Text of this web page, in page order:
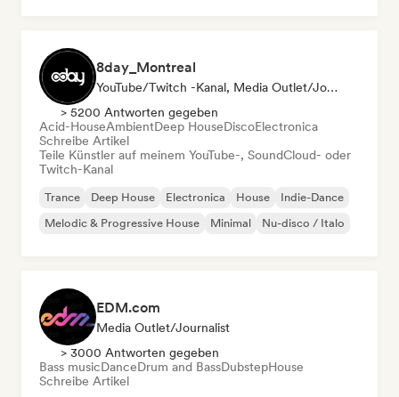
8day_Montreal
YouTube/Twitch -Kanal, Media Outlet/Journalist
> 5200 Antworten gegeben
Acid-HouseAmbientDeep HouseDiscoElectronica
Schreibe Artikel
Teile Künstler auf meinem YouTube-, SoundCloud- oder
Twitch-Kanal
Trance Deep House Electronica House
Indie-Dance
Melodic & Progressive House
Minimal Nu-disco / Italo
EDM.com
Media Outlet/Journalist
> 3000 Antworten gegeben
Bass musicDanceDrum and BassDubstepHouse
Schreibe Artikel